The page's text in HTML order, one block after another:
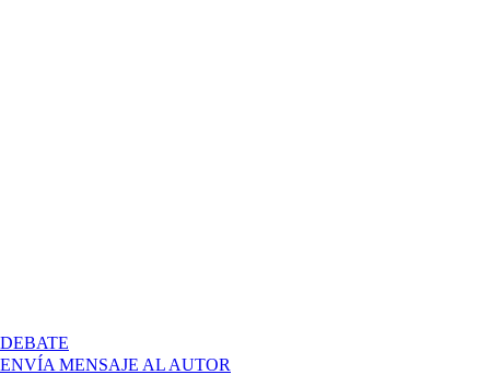
DEBATE
TRABAJANDO
ENVÍA MENSAJE AL AUTOR